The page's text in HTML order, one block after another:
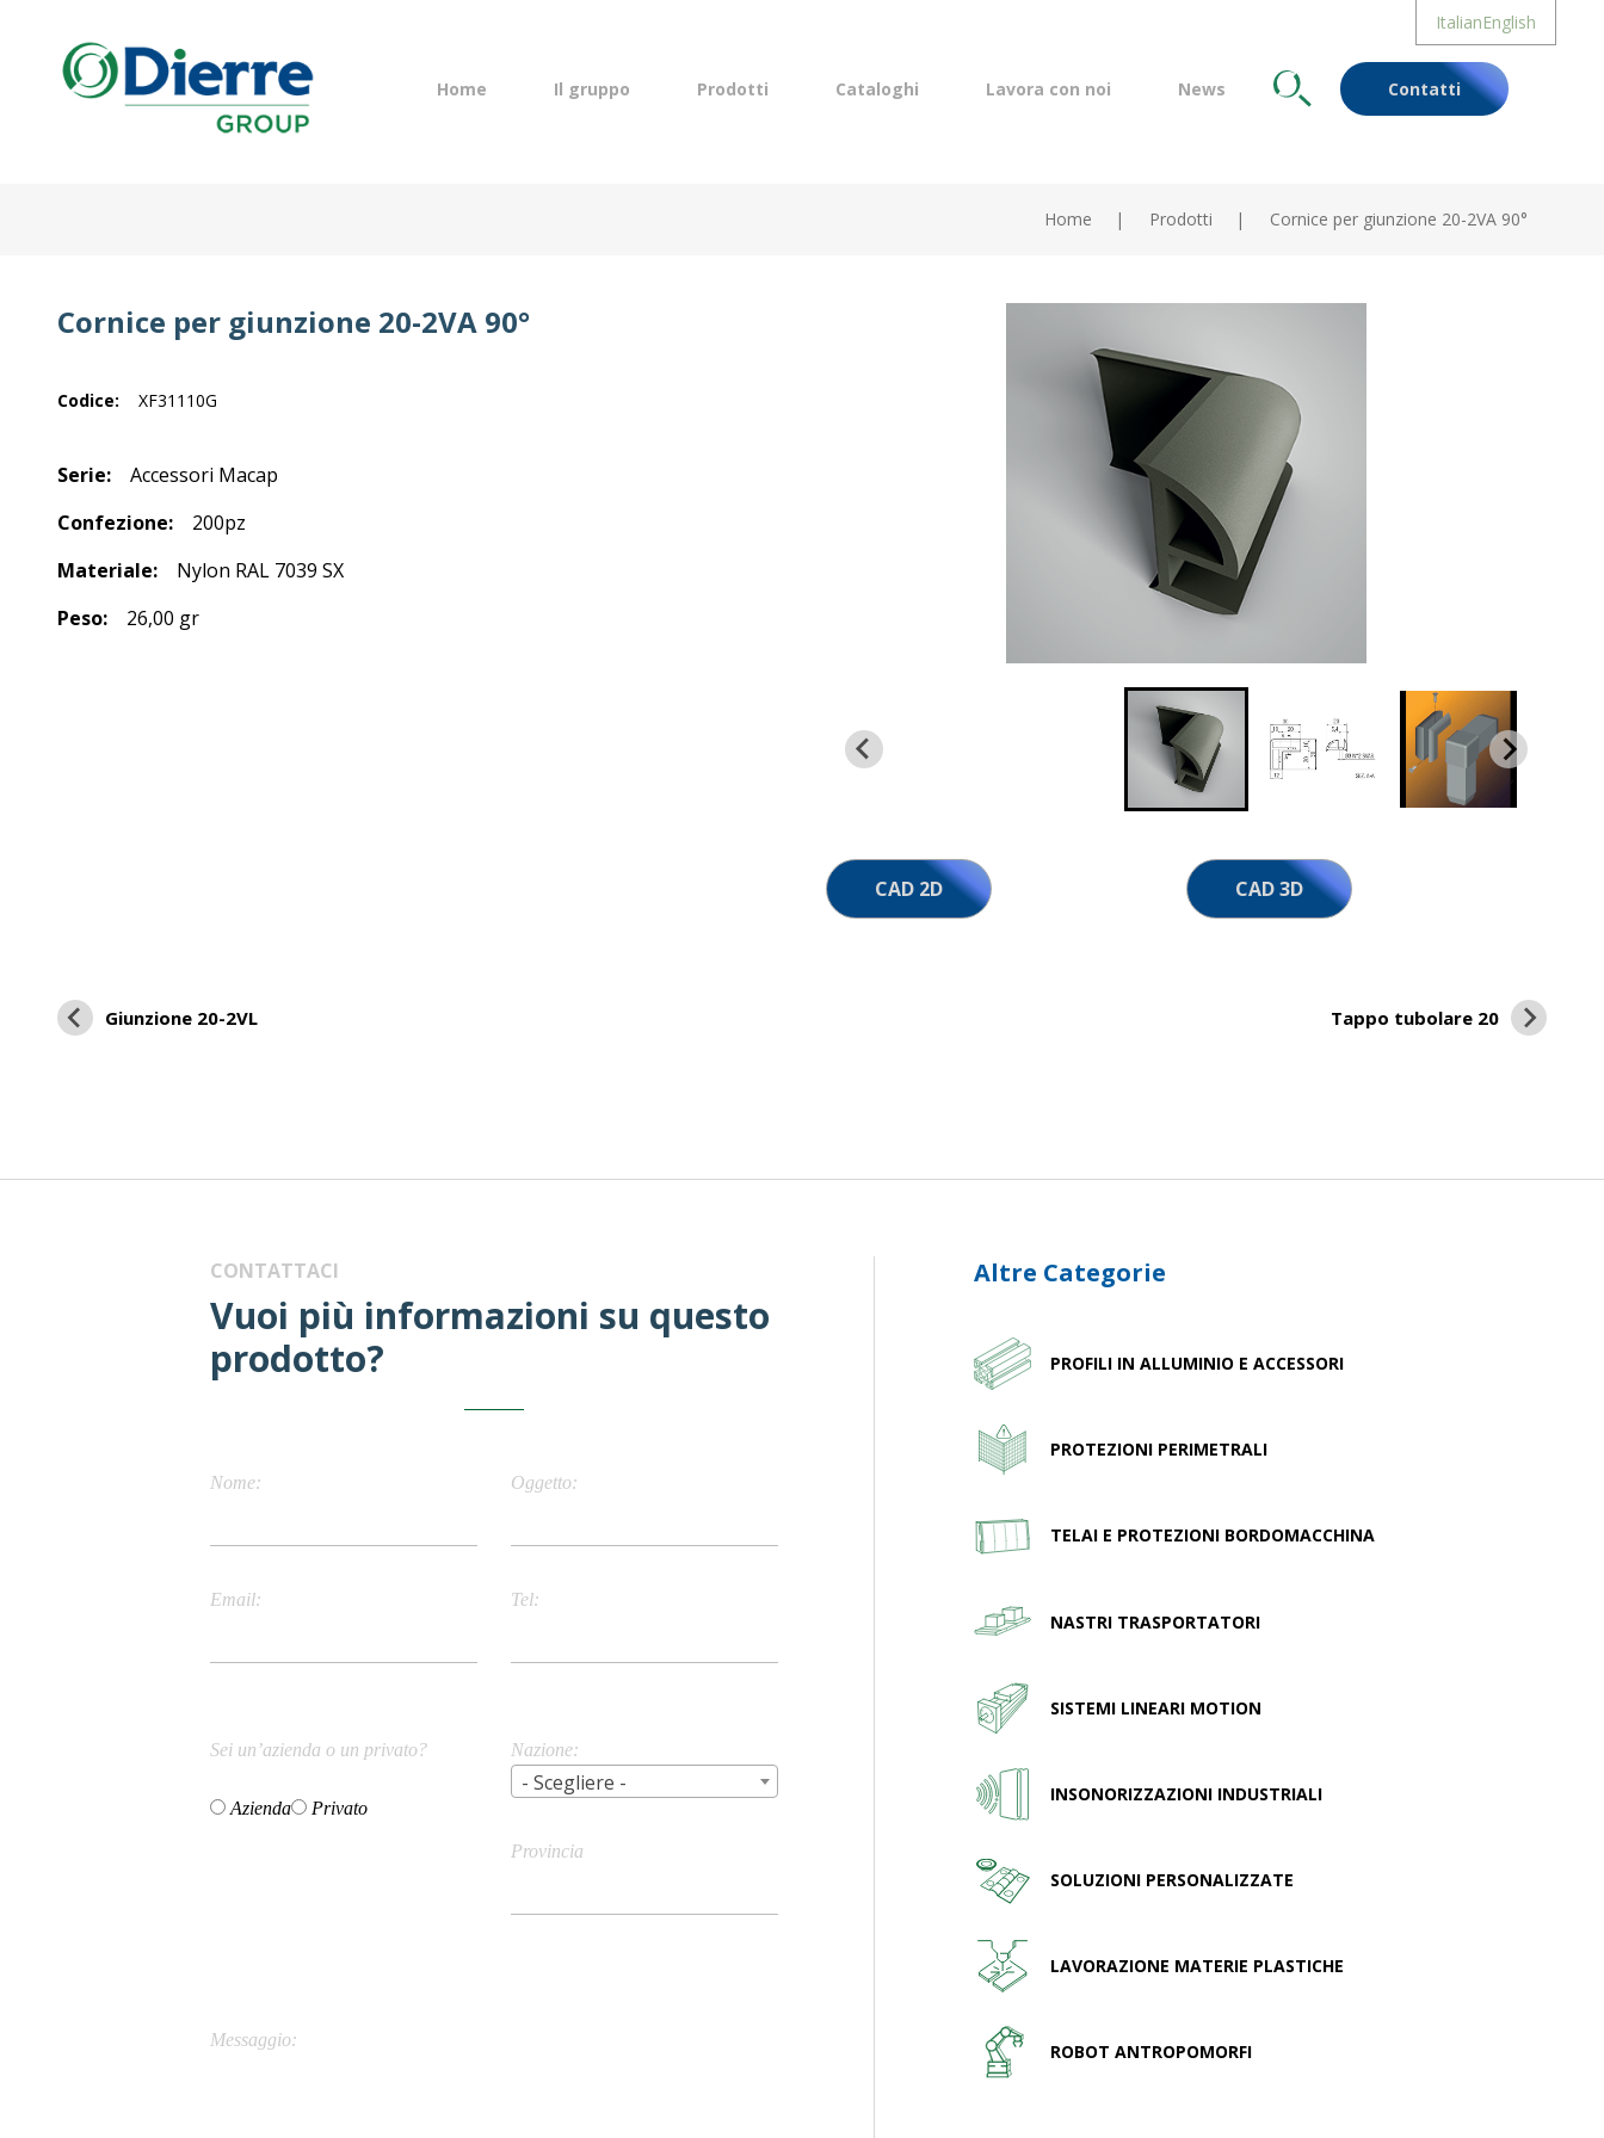
principale
Home Il gruppo Prodotti Cataloghi Lavora con noi News Cerca Contatti
ItalianEnglish
Contatti
Il gruppo
Lavora con noi
Home Prodotti Cornice per giunzione 20-2VA 90°
Cornice per giunzione 20-2VA 90°
Codice: XF31110G
Serie:
Accessori Macap
Confezione:
200pz
Materiale:
Nylon RAL 7039 SX
Peso:
26,00 gr
CAD 2D CAD 3D
Giunzione 20-2VL Tappo tubolare 20
CONTATTACI
Vuoi più informazioni su questo
prodotto?
Nome
Email
Oggetto
Tel
Sei un’azienda o un privato?
Azienda Privato
Nazione
- Scegliere -
Provincia
Messaggio
Altre Categorie
PROFILI IN ALLUMINIO E ACCESSORI
PROTEZIONI PERIMETRALI
TELAI E PROTEZIONI BORDOMACCHINA
NASTRI TRASPORTATORI
SISTEMI LINEARI MOTION
INSONORIZZAZIONI INDUSTRIALI
SOLUZIONI PERSONALIZZATE
LAVORAZIONE MATERIE PLASTICHE
ROBOT ANTROPOMORFI